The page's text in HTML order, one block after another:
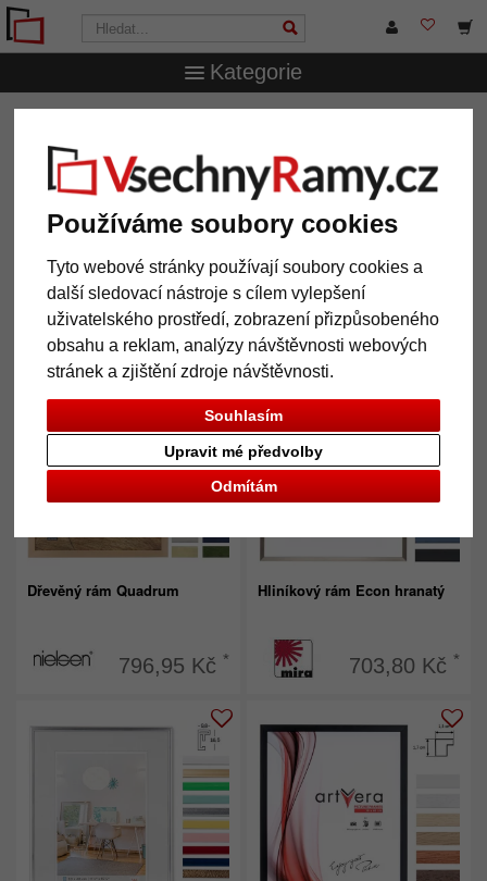
Používáme soubory cookies
Tyto webové stránky používají soubory cookies a
další sledovací nástroje s cílem vylepšení
uživatelského prostředí, zobrazení přizpůsobeného
obsahu a reklam, analýzy návštěvnosti webových
stránek a zjištění zdroje návštěvnosti.
Souhlasím
Odmítám
Upravit mé předvolby
Kategorie
12 výrobek Oblíbenost
Galerie
Dřevěný rám Quadrum
796,95 Kč *
Hliníkový rám Econ hranatý
703,80 Kč *